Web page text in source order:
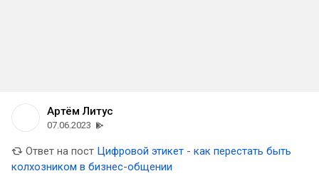
Артём Литус
07.06.2023
Ответ на пост Цифровой этикет - как перестать быть
колхозником в бизнес-общении